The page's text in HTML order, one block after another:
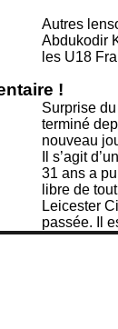
Autres
Abdukodir
les U18
!
Surprise
terminé
nouveau
Il s’agit
31 ans a
libre de
Leicester
passée. Il